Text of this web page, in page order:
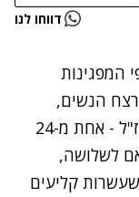
דווחו לנו
המפגינות
הנשים,
הצטרפה שרית חטיב, אחותה של סמר ז"ל - אחת מ-24
לשלושה,
כשעשרות קליעים